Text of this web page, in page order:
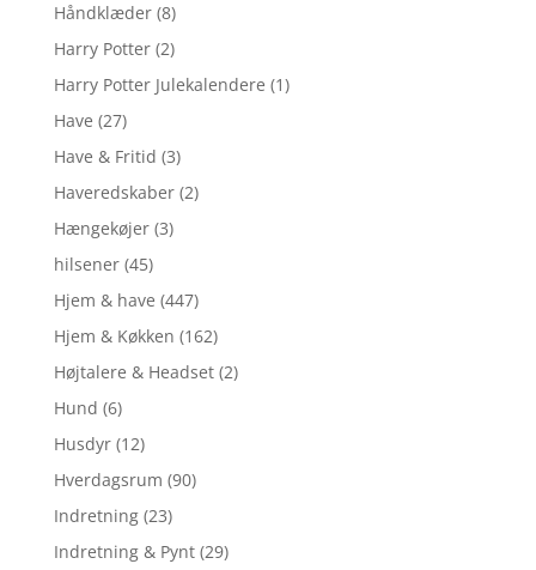
Håndklæder (8)
Harry Potter (2)
Harry Potter Julekalendere (1)
Have (27)
Have & Fritid (3)
Haveredskaber (2)
Hængekøjer (3)
hilsener (45)
Hjem & have (447)
Hjem & Køkken (162)
Højtalere & Headset (2)
Hund (6)
Husdyr (12)
Hverdagsrum (90)
Indretning (23)
Indretning & Pynt (29)